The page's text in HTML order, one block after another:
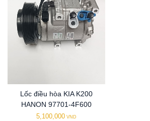
Lốc điều hòa KIA K200
HANON 97701-4F600
5,100,000 VND